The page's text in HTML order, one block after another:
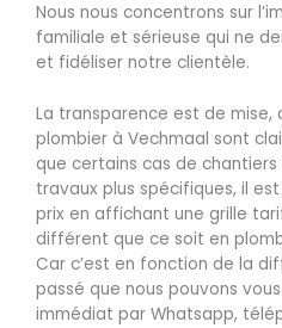
Nous nous concentrons sur
familiale et sérieuse qui ne
et fidéliser notre clientèle.
La transparence est de mise,
plombier à Vechmaal sont
que certains cas de
travaux plus spécifiques, il
prix en affichant une grille
différent que ce soit en
Car c’est en fonction de la
passé que nous pouvons
immédiat par Whatsapp,